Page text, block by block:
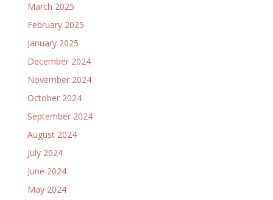
March 2025
February 2025
January 2025
December 2024
November 2024
October 2024
September 2024
August 2024
July 2024
June 2024
May 2024